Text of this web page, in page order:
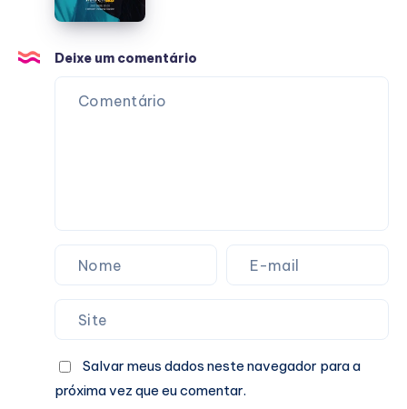
Venezia
Deixe um comentário
Salvar meus dados neste navegador para a
próxima vez que eu comentar.